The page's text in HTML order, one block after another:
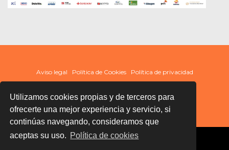
Utilizamos cookies propias y de terceros para
ofrecerte una mejor experiencia y servicio, si
continúas navegando, consideramos que
aceptas su uso. Política de cookies
Aviso legal Política de Cookies Política de privacidad